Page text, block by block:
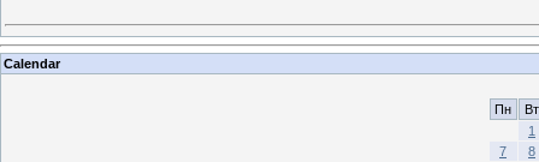
Calendar
Пн
Вт
1
7
8